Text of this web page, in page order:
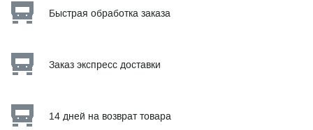
Быстрая обработка заказа
Заказ экспресс доставки
14 дней на возврат товара